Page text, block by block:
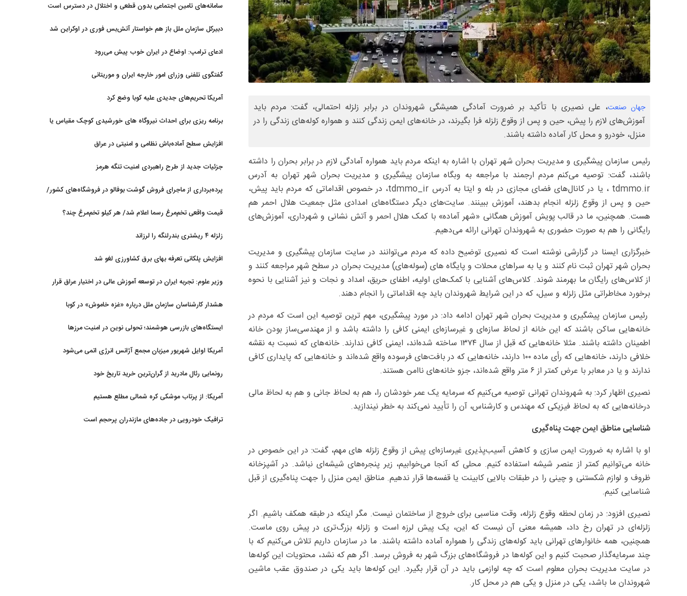
جهان صنعت، علی نصیری با تأکید بر ضرورت آمادگی همیشگی شهروندان در برابر زلزله احتمالی، گفت: مردم باید
آموزش‌های لازم را پیش، حین و پس از وقوع زلزله فرا بگیرند، در خانه‌های ایمن زندگی کنند و همواره کوله‌های زندگی را در
منزل، خودرو و محل کار آماده داشته باشند.
رئیس سازمان پیشگیری و مدیریت بحران شهر تهران با اشاره به اینکه مردم باید همواره آمادگی لازم در برابر بحران را داشته
باشند، گفت: توصیه می‌کنم مردم ارجمند با مراجعه به وبگاه سازمان پیشگیری و مدیریت بحران شهر تهران به آدرس
tdmmo.ir ، یا در کانال‌های فضای مجازی در بله و ایتا به آدرس tdmmo_ir، در خصوص اقداماتی که مردم باید پیش،
حین و پس از وقوع زلزله انجام بدهند، آموزش ببینند. سایت‌های دیگر دستگاه‌های امدادی مثل جمعیت هلال احمر هم
هست. همچنین، ما در قالب پویش آموزش همگانی «شهر آماده» با کمک هلال احمر و آتش نشانی و شهرداری، آموزش‌های
رایگانی را هم به صورت حضوری به شهروندان تهرانی ارائه می‌دهیم.
خبرگزاری ایسنا در گزارشی نوشته است که نصیری توضیح داده که مردم می‌توانند در سایت سازمان پیشگیری و مدیریت
بحران شهر تهران ثبت نام کنند و یا به سراهای محلات و پایگاه های (سوله‌های) مدیریت بحران در سطح شهر مراجعه کنند و
از کلاس‌های رایگان ما بهرمند شوند. کلاس‌های آشنایی با کمک‌های اولیه، اطفای حریق، امداد و نجات و نیز آشنایی با نحوه
برخورد مخاطراتی مثل زلزله و سیل، که در این شرایط شهروندان باید چه اقداماتی را انجام دهند.
رئیس سازمان پیشگیری و مدیریت بحران شهر تهران ادامه داد: در مورد پیشگیری، مهم ترین توصیه این است که مردم در
خانه‌هایی ساکن باشند که این خانه از لحاظ سازه‌ای و غیرسازه‌ای ایمنی کافی را داشته باشد و از مهندسی‌ساز بودن خانه
اطمینان داشته‌ باشند. مثلا خانه‌هایی که قبل از سال ۱۳۷۴ ساخته شده‌اند، ایمنی کافی ندارند. خانه‌های که نسبت به نقشه
خلافی دارند، خانه‌هایی که رأی ماده ۱۰۰ دارند، خانه‌هایی که در بافت‌های فرسوده واقع شده‌اند و خانه‌هایی که پایداری کافی
ندارند و یا در معابر با عرض کمتر از ۶ متر واقع شده‌اند، جزو خانه‌های ناامن هستند.
نصیری اظهار کرد: به شهروندان تهرانی توصیه می‌کنیم که سرمایه یک عمر خودشان را، هم به لحاظ جانی و هم به لحاظ مالی
درخانه‌هایی که به لحاظ فیزیکی که مهندس و کارشناس، آن را تأیید نمی‌کند به خطر نیندازید.
شناسایی مناطق ایمن جهت پناه‌گیری
او با اشاره به ضرورت ایمن سازی و کاهش آسیب‌پذیری غیرسازه‌ای پیش از وقوع زلزله های مهم، گفت: در این خصوص در
خانه می‌توانیم کمتر از عنصر شیشه استفاده کنیم. محلی که آنجا می‌خوابیم، زیر پنجره‌های شیشه‌ای نباشد. در آشپزخانه
ظروف و لوازم شکستنی و چینی را در طبقات بالایی کابینت یا قفسه‌ها قرار ندهیم. مناطق ایمن منزل را جهت پناه‌گیری از قبل
شناسایی کنیم.
نصیری افزود: در زمان لحظه وقوع زلزله، وقت مناسبی برای خروج از ساختمان نیست. مگر اینکه در طبقه همکف باشیم. اگر
زلزله‌ای در تهران رخ داد، همیشه معنی آن نیست که این، یک پیش لرزه است و زلزله بزرگ‌تری در پیش روی ماست.
همچنین، همه خانوارهای تهرانی باید کوله‌های زندگی را همواره آماده داشته باشند. ما در سازمان داریم تلاش می‌کنیم که با
چند سرمایه‌گذار صحبت کنیم و این کوله‌ها در فروشگاه‌های بزرگ شهر به فروش برسد. اگر هم که نشد، محتویات این کوله‌ها
در سایت مدیریت بحران معلوم است که چه لوازمی باید در آن قرار بگیرد. این کوله‌ها باید یکی در صندوق عقب ماشین
شهروندان ما باشد، یکی در منزل و یکی هم در محل کار.
سامانه‌های تامین اجتماعی بدون قطعی و اختلال در دسترس است
دبیرکل سازمان ملل باز هم خواستار آتش‌بس فوری در اوکراین شد
ادعای ترامپ: اوضاع در ایران خوب پیش می‌رود
گفتگوی تلفنی وزرای امور خارجه ایران و موریتانی
آمریکا تحریم‌های جدیدی علیه کوبا وضع کرد
برنامه ریزی برای احداث نیروگاه های خورشیدی کوچک مقیاس یا
افزایش سطح آماده‌باش نظامی و امنیتی در عراق
جزئیات جدید از طرح راهبردی امنیت تنگه هرمز
پرده‌برداری از ماجرای فروش گوشت بوفالو در فروشگاه‌های کشور/
قیمت واقعی تخم‌مرغ رسما اعلام شد/ هر کیلو تخم‌مرغ چند؟
زلزله ۴ ریشتری بندرلنگه را لرزاند
افزایش پلکانی تعرفه بهای برق کشاورزی لغو شد
وزیر علوم: تجربه ایران در توسعه آموزش عالی در اختیار عراق قرار
هشدار کارشناسان سازمان ملل درباره «غزه‌ خاموش» در کوبا
ایستگاه‌های بازرسی هوشمند؛ تحولی نوین در امنیت مرزها
آمریکا اوایل شهریور میزبان مجمع آژانس انرژی اتمی می‌شود
رونمایی رئال مادرید از گران‌ترین خرید تاریخ خود
آمریکا: از پرتاب موشکی کره شمالی مطلع هستیم
ترافیک خودرویی در جاده‌های مازندران پرحجم است